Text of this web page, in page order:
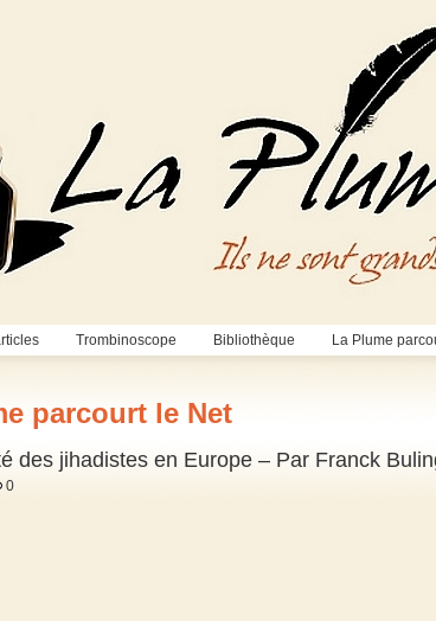
Trombinoscope Bibliothèque La Plume
parcourt le Net
des jihadistes en Europe – Par Franck
0